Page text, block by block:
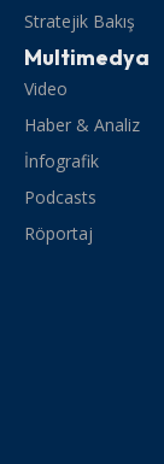
Stratejik Bakış
Multimedya
Video
Haber & Analiz
İnfografik
Podcasts
Röportaj